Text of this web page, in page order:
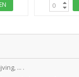
... .